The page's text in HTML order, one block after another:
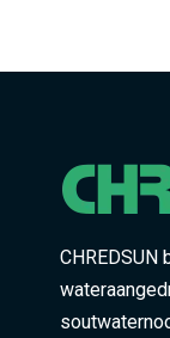
CHREDSUN